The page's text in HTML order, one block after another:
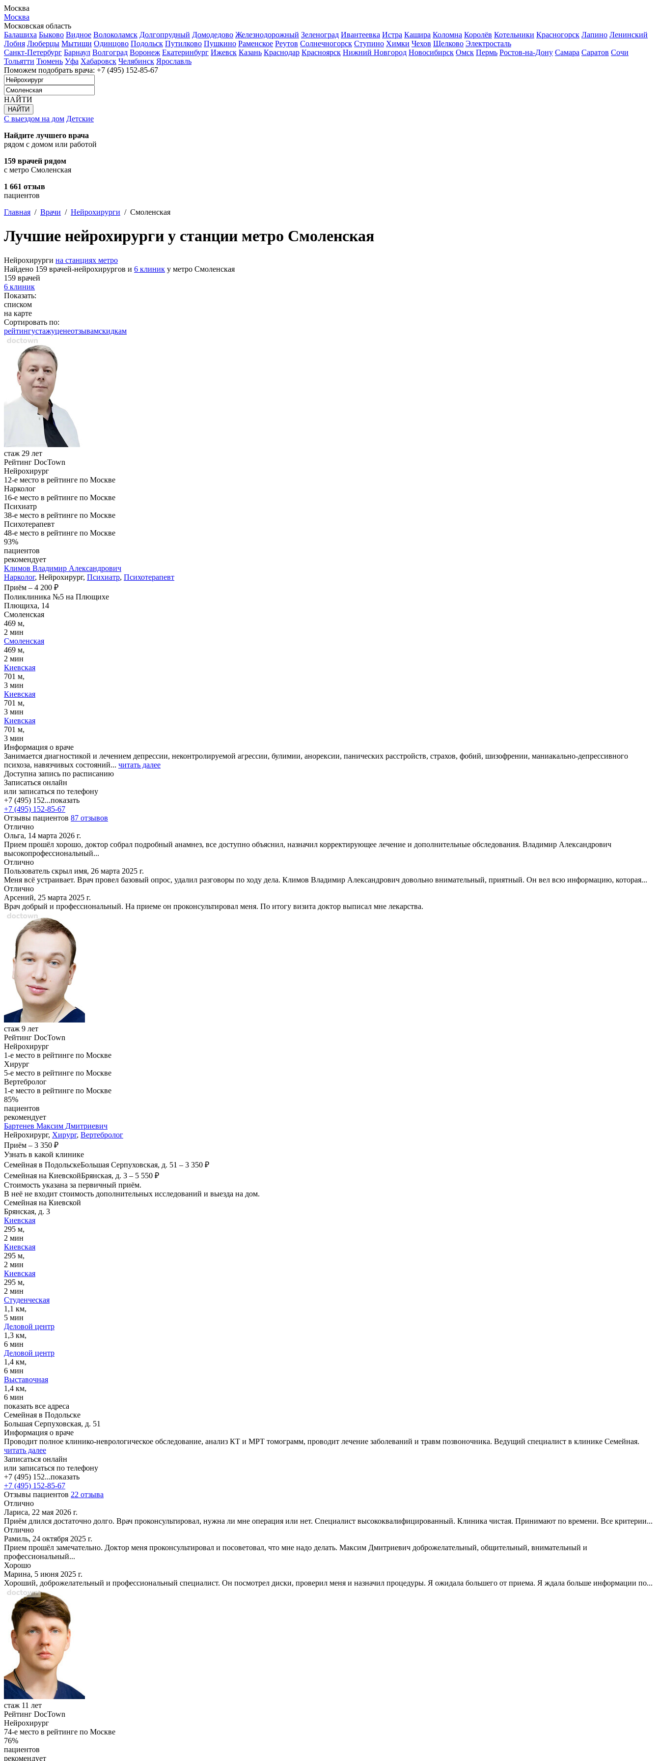
Москва
Москва
Московская область
Балашиха Быково Видное Волоколамск Долгопрудный Домодедово Железнодорожный Зеленоград Ивантеевка Истра Кашира Коломна Королёв Котельники Красногорск Лапино Ленинский
Лобня Люберцы Мытищи Одинцово Подольск Путилково Пушкино Раменское Реутов Солнечногорск Ступино Химки Чехов Щелково Электросталь
Санкт-Петербург Барнаул Волгоград Воронеж Екатеринбург Ижевск Казань Краснодар Красноярск Нижний Новгород Новосибирск Омск Пермь Ростов-на-Дону Самара Саратов Сочи
Тольятти Тюмень Уфа Хабаровск Челябинск Ярославль
Поможем подобрать врача: +7 (495) 152-85-67
НАЙТИ
С выездом на дом Детские
Найдите лучшего врача
рядом с домом или работой
159 врачей рядом
с метро Смоленская
1 661 отзыв
пациентов
Главная / Врачи / Нейрохирурги / Смоленская
Лучшие нейрохирурги у станции метро Смоленская
Нейрохирурги на станциях метро
Найдено 159 врачей-нейрохирургов и 6 клиник у метро Смоленская
159 врачей
6 клиник
Показать:
списком
на карте
Сортировать по:
рейтингустажуценеотзывамcкидкам
стаж 29 лет
Рейтинг DocTown
Нейрохирург
12-е место в рейтинге по Москве
Нарколог
16-е место в рейтинге по Москве
Психиатр
38-е место в рейтинге по Москве
Психотерапевт
48-е место в рейтинге по Москве
93%
пациентов
рекомендует
Климов Владимир Александрович
Нарколог, Нейрохирург, Психиатр, Психотерапевт
Приём – 4 200 ₽
Поликлиника №5 на Плющихе
Плющиха, 14
Смоленская
469 м,
2 мин
Смоленская
469 м,
2 мин
Киевская
701 м,
3 мин
Киевская
701 м,
3 мин
Киевская
701 м,
3 мин
Информация о враче
Занимается диагностикой и лечением депрессии, неконтролируемой агрессии, булимии, анорексии, панических расстройств, страхов, фобий, шизофрении, маниакально-депрессивного
психоза, навязчивых состояний... читать далее
Доступна запись по расписанию
Записаться онлайн
или записаться по телефону
+7 (495) 152...показать
+7 (495) 152-85-67
Отзывы пациентов 87 отзывов
Отлично
Ольга, 14 марта 2026 г.
Прием прошёл хорошо, доктор собрал подробный анамнез, все доступно объяснил, назначил корректирующее лечение и дополнительные обследования. Владимир Александрович
высокопрофессиональный...
Отлично
Пользователь скрыл имя, 26 марта 2025 г.
Меня всё устраивает. Врач провел базовый опрос, удалил разговоры по ходу дела. Климов Владимир Александрович довольно внимательный, приятный. Он вел всю информацию, которая...
Отлично
Арсений, 25 марта 2025 г.
Врач добрый и профессиональный. На приеме он проконсультировал меня. По итогу визита доктор выписал мне лекарства.
стаж 9 лет
Рейтинг DocTown
Нейрохирург
1-е место в рейтинге по Москве
Хирург
5-е место в рейтинге по Москве
Вертебролог
1-е место в рейтинге по Москве
85%
пациентов
рекомендует
Бартенев Максим Дмитриевич
Нейрохирург, Хирург, Вертебролог
Приём – 3 350 ₽
Узнать в какой клинике
Семейная в ПодольскеБольшая Серпуховская, д. 51 – 3 350 ₽
Семейная на КиевскойБрянская, д. 3 – 5 550 ₽
Стоимость указана за первичный приём.
В неё не входит стоимость дополнительных исследований и выезда на дом.
Семейная на Киевской
Брянская, д. 3
Киевская
295 м,
2 мин
Киевская
295 м,
2 мин
Киевская
295 м,
2 мин
Студенческая
1,1 км,
5 мин
Деловой центр
1,3 км,
6 мин
Деловой центр
1,4 км,
6 мин
Выставочная
1,4 км,
6 мин
показать все адреса
Семейная в Подольске
Большая Серпуховская, д. 51
Информация о враче
Проводит полное клинико-неврологическое обследование, анализ КТ и МРТ томограмм, проводит лечение заболеваний и травм позвоночника. Ведущий специалист в клинике Семейная.
читать далее
Записаться онлайн
или записаться по телефону
+7 (495) 152...показать
+7 (495) 152-85-67
Отзывы пациентов 22 отзыва
Отлично
Лариса, 22 мая 2026 г.
Приём длился достаточно долго. Врач проконсультировал, нужна ли мне операция или нет. Специалист высококвалифицированный. Клиника чистая. Принимают по времени. Все критерии...
Отлично
Рамиль, 24 октября 2025 г.
Прием прошёл замечательно. Доктор меня проконсультировал и посоветовал, что мне надо делать. Максим Дмитриевич доброжелательный, общительный, внимательный и
профессиональный...
Хорошо
Марина, 5 июня 2025 г.
Хороший, доброжелательный и профессиональный специалист. Он посмотрел диски, проверил меня и назначил процедуры. Я ожидала большего от приема. Я ждала больше информации по...
стаж 11 лет
Рейтинг DocTown
Нейрохирург
74-е место в рейтинге по Москве
76%
пациентов
рекомендует